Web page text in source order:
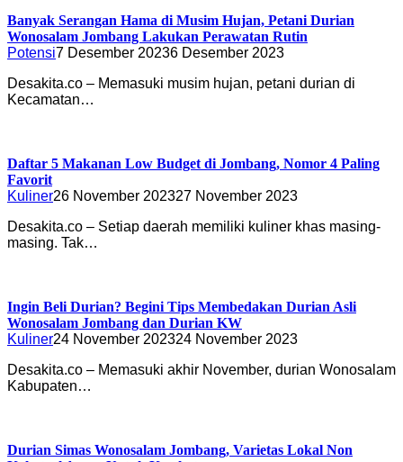
Banyak Serangan Hama di Musim Hujan, Petani Durian
Wonosalam Jombang Lakukan Perawatan Rutin
Potensi7 Desember 20236 Desember 2023
Desakita.co – Memasuki musim hujan, petani durian di
Kecamatan…
Daftar 5 Makanan Low Budget di Jombang, Nomor 4 Paling
Favorit
Kuliner26 November 202327 November 2023
Desakita.co – Setiap daerah memiliki kuliner khas masing-
masing. Tak…
Ingin Beli Durian? Begini Tips Membedakan Durian Asli
Wonosalam Jombang dan Durian KW
Kuliner24 November 202324 November 2023
Desakita.co – Memasuki akhir November, durian Wonosalam
Kabupaten…
Durian Simas Wonosalam Jombang, Varietas Lokal Non